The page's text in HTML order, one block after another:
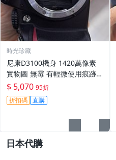
時光珍藏
尼康D3100機身 1420萬像素
實物圖 無霉 有輕微使用痕跡
機身原裝 無拆修無翻新 臨-34
3
$ 5,070 95折
折扣碼 直購
日本代購